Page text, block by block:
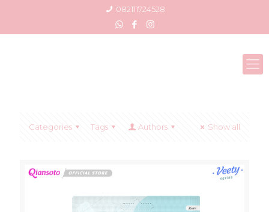
082111724528
Categories Tags Authors Show all